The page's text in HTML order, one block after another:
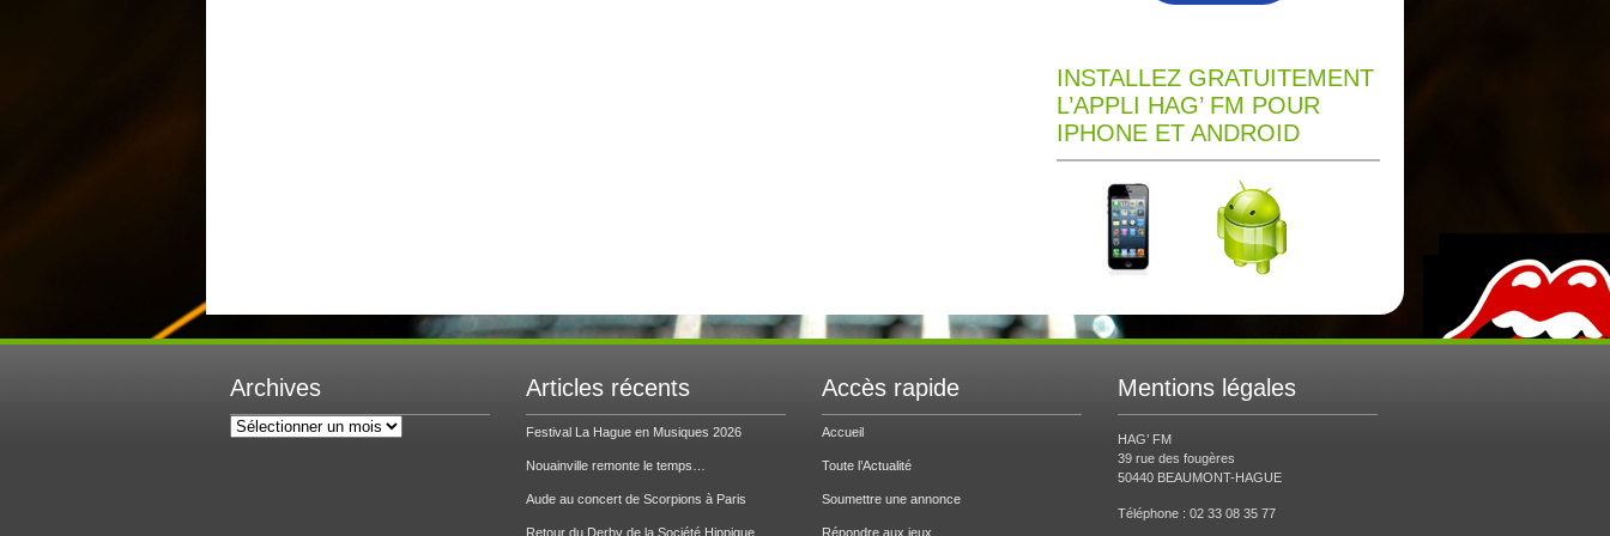
INSTALLEZ GRATUITEMENT
L’APPLI HAG’ FM POUR
IPHONE ET ANDROID
Archives
Archives
Articles récents
Festival La Hague en Musiques 2026
Nouainville remonte le temps…
Aude au concert de Scorpions à Paris
Retour du Derby de la Société Hippique
Accès rapide
Accueil
Toute l’Actualité
Soumettre une annonce
Répondre aux jeux
Mentions légales
HAG’ FM
39 rue des fougères
50440 BEAUMONT-HAGUE
Téléphone : 02 33 08 35 77